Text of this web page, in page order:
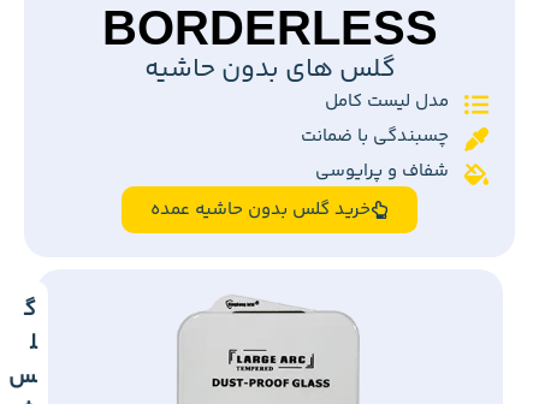
BORDERLESS
گلس های بدون حاشیه
مدل لیست کامل
چسبندگی با ضمانت
شفاف و پرایوسی
خرید گلس بدون حاشیه عمده
گ
ل
س